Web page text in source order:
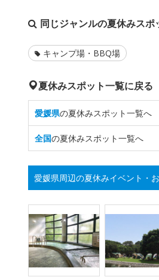
同じジャンルの夏休みスポ
キャンプ場・BBQ場
夏休みスポット一覧に戻る
愛媛県の夏休みスポット一覧へ
全国の夏休みスポット一覧へ
愛媛県周辺の夏休みイベント・